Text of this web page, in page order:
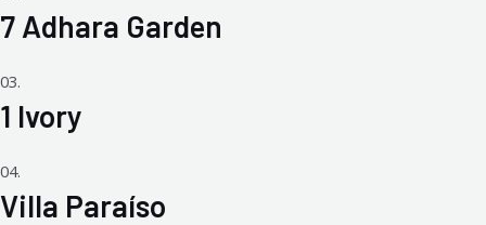
7 Adhara Garden
03.
1 Ivory
04.
Villa Paraíso